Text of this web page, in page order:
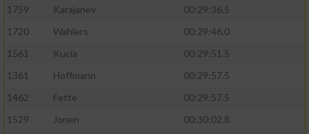
1759
Karajanev
00:29:36.5
1720
Wahlers
00:29:46.0
1561
Kucia
00:29:51.5
1361
Hoffmann
00:29:57.5
1462
Fette
00:29:57.5
1529
Jonen
00:30:02.8